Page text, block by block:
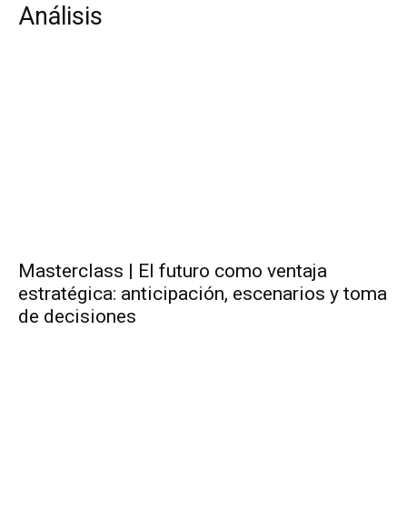
Análisis
Masterclass | El futuro como ventaja
estratégica: anticipación, escenarios y toma
de decisiones